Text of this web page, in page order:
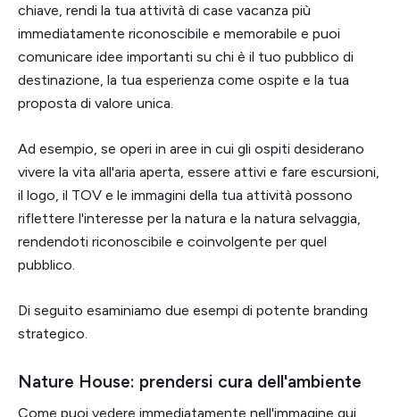
chiave, rendi la tua attività di case vacanza più
immediatamente riconoscibile e memorabile e puoi
comunicare idee importanti su chi è il tuo pubblico di
destinazione, la tua esperienza come ospite e la tua
proposta di valore unica.
Ad esempio, se operi in aree in cui gli ospiti desiderano
vivere la vita all'aria aperta, essere attivi e fare escursioni,
il logo, il TOV e le immagini della tua attività possono
riflettere l'interesse per la natura e la natura selvaggia,
rendendoti riconoscibile e coinvolgente per quel
pubblico.
Di seguito esaminiamo due esempi di potente branding
strategico.
Nature House: prendersi cura dell'ambiente
Come puoi vedere immediatamente nell'immagine qui